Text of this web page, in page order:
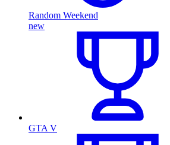
Random Weekend
new
GTA V